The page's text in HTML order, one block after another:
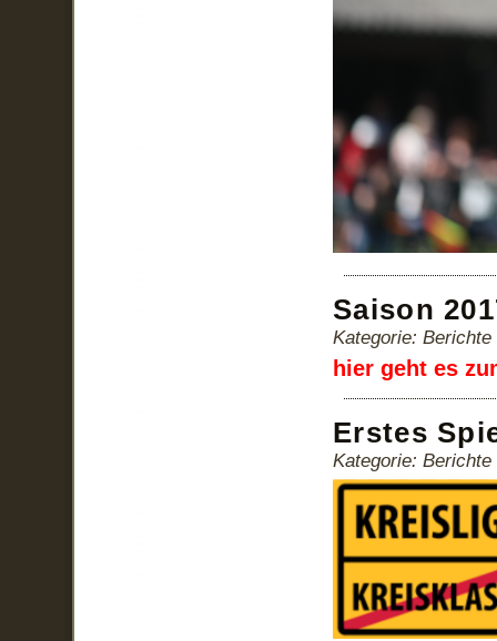
Saison
Kategorie: Berichte
hier geht es
Erstes
Kategorie: Berichte